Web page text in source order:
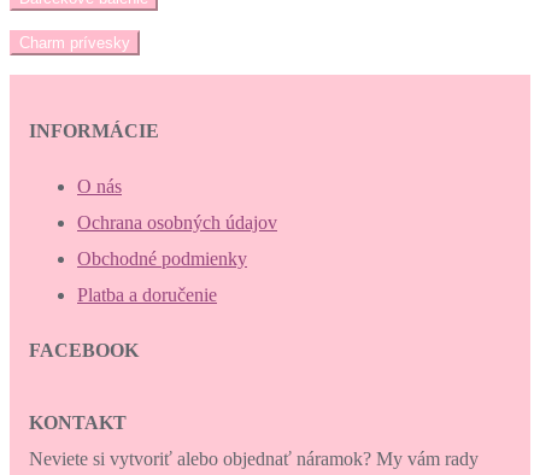
Charm prívesky
INFORMÁCIE
O nás
Ochrana osobných údajov
Obchodné podmienky
Platba a doručenie
FACEBOOK
KONTAKT
Neviete si vytvoriť alebo objednať náramok? My vám rady